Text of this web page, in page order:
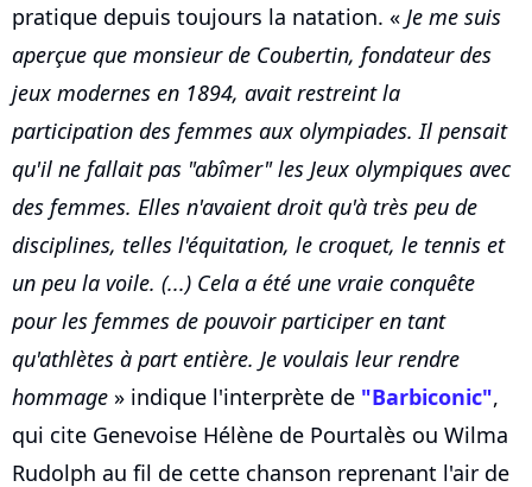
pratique depuis toujours la natation. « Je me suis
aperçue que monsieur de Coubertin, fondateur des
jeux modernes en 1894, avait restreint la
participation des femmes aux olympiades. Il pensait
qu'il ne fallait pas "abîmer" les Jeux olympiques avec
des femmes. Elles n'avaient droit qu'à très peu de
disciplines, telles l'équitation, le croquet, le tennis et
un peu la voile. (...) Cela a été une vraie conquête
pour les femmes de pouvoir participer en tant
qu'athlètes à part entière. Je voulais leur rendre
hommage » indique l'interprète de "Barbiconic",
qui cite Genevoise Hélène de Pourtalès ou Wilma
Rudolph au fil de cette chanson reprenant l'air de